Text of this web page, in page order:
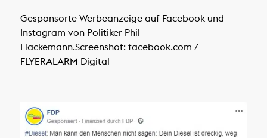
Gesponsorte Werbeanzeige auf Facebook und
Instagram von Politiker Phil
Hackemann.Screenshot: facebook.com /
FLYERALARM Digital